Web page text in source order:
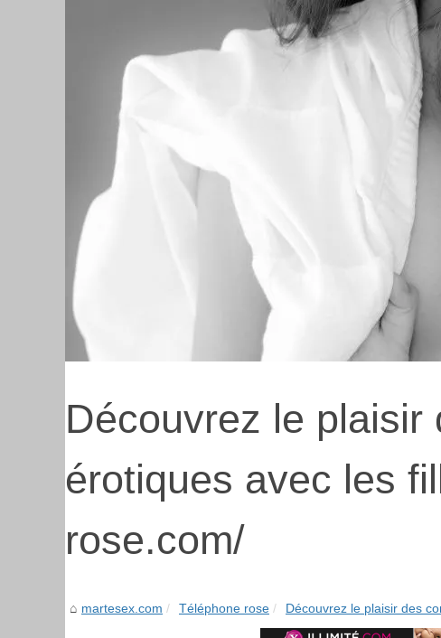
Découvrez le plaisir
érotiques avec les
rose.com/
martesex.com Téléphone rose Découvrez le plaisir des